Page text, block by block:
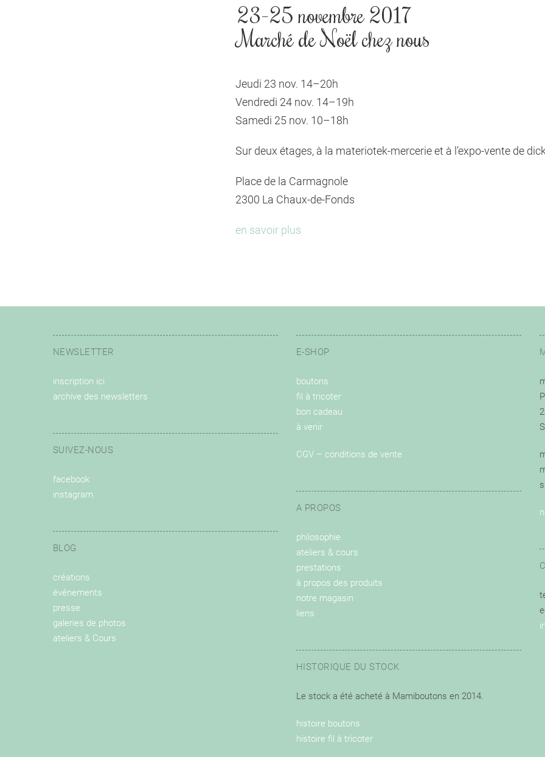
23–25 novembre 2017
Marché de Noël chez nous
Jeudi 23 nov. 14–20h
Vendredi 24 nov. 14–19h
Samedi 25 nov. 10–18h
Sur deux étages, à la materiotek-mercerie et à l’expo-vente de
Place de la Carmagnole
2300 La Chaux-de-Fonds
en savoir plus
NEWSLETTER
inscription ici
archive des newsletters
SUIVEZ-NOUS
facebook
instagram
BLOG
créations
événements
presse
galeries de photos
ateliers & Cours
E-SHOP
boutons
fil à tricoter
bon cadeau
à venir
CGV – conditions de vente
A PROPOS
philosophie
ateliers & cours
prestations
à propos des produits
notre magasin
liens
HISTORIQUE DU STOCK
Le stock a été acheté à Mamiboutons en 2014.
histoire boutons
histoire fil à tricoter